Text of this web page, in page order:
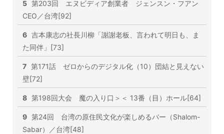
5 第203回 エヌビディア創業者 ジェンスン・フアン
CEO／台湾[92]
6 吉本康志の社長川柳「謝謝老板、言われて明日も、ま
た同伴」[73]
7 第171話 ゼロからのデジタル化（10）団結と見えない
壁[72]
8 第198回大会 魔の入り口＞＜ 13番（目）ホール[64]
9 第24回 台湾の原住民文化が楽しめるバー（Shalom-
Sabar）／台湾[48]